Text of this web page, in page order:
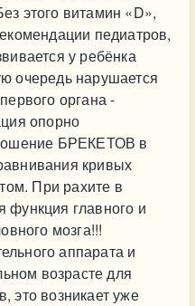
этого витамин «D»,
педиатров,
у ребёнка
очередь нарушается
органа -
опорно
БРЕКЕТОВ в
кривых
При рахите в
функция главного и
мозга!!!
аппарата и
возрасте для
это возникает уже